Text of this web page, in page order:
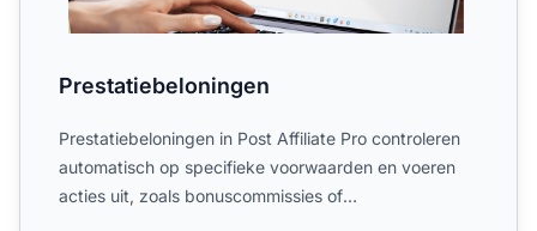
Prestatiebeloningen
Prestatiebeloningen in Post Affiliate Pro controleren
automatisch op specifieke voorwaarden en voeren
acties uit, zoals bonuscommissies of